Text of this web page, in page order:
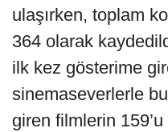
ulaşırken, toplam
364 olarak
ilk kez gösterime
sinemaseverlerle
giren filmlerin